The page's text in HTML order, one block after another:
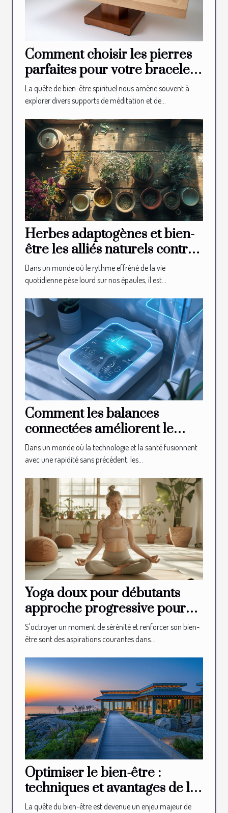
Comment choisir les pierres
parfaites pour votre bracelet
spirituel
La quête de bien-être spirituel nous amène souvent à
explorer divers supports de méditation et de...
Herbes adaptogènes et bien-
être les alliés naturels contre
le stress et la fatigue
Dans un monde où le rythme effréné de la vie
quotidienne pèse lourd sur nos épaules, il est...
Comment les balances
connectées améliorent le
suivi de la santé en 2025
Dans un monde où la technologie et la santé fusionnent
avec une rapidité sans précédent, les...
Yoga doux pour débutants
approche progressive pour
intégrer le yoga dans votre
routine de bien-être
S'octroyer un moment de sérénité et renforcer son bien-
être sont des aspirations courantes dans...
Optimiser le bien-être :
techniques et avantages de la
thalasso et du spa
La quête du bien-être est devenue un enjeu majeur de